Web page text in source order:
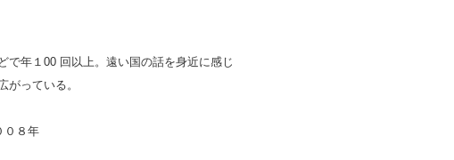
で年１00 回以上。遠い国の話を身近に感じ
っている。
０８年